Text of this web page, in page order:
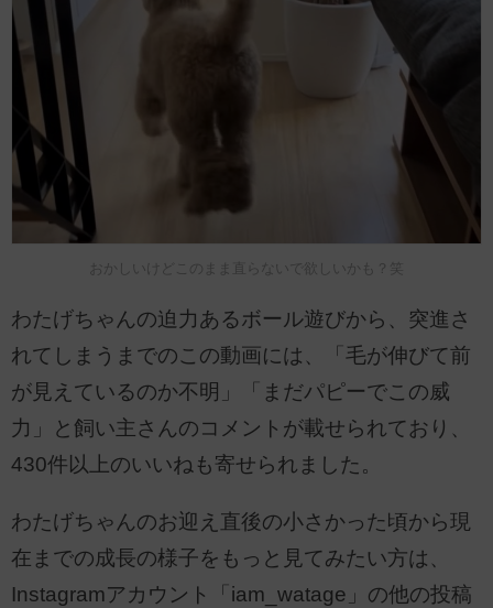
おかしいけどこのまま直らないで欲しいかも？笑
わたげちゃんの迫力あるボール遊びから、突進さ
れてしまうまでのこの動画には、「毛が伸びて前
が見えているのか不明」「まだパピーでこの威
力」と飼い主さんのコメントが載せられており、
430件以上のいいねも寄せられました。
わたげちゃんのお迎え直後の小さかった頃から現
在までの成長の様子をもっと見てみたい方は、
Instagramアカウント「iam_watage」の他の投稿